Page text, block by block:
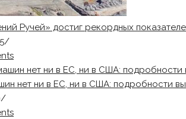
Ручей» достиг рекордных
/
нет ни в ЕС, ни в США: подробности
/